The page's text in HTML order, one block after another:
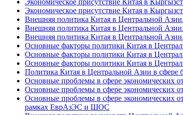
Экономическое присутствие Китая в
Экономическое присутствие Китая в
Внешняя политика Китая в Центральной
Внешняя политика Китая в Центральной
Внешняя политика Китая в Центральной
Основные факторы политики Китая в
Основные факторы политики Китая в
Основные факторы политики Китая в
Политика Китая в Центральной Азии в сфере
Основные проблемы в сфере экономических
Основные проблемы в сфере экономических
Основные проблемы в сфере экономических
рамках ЕврАзЭС и ШОС